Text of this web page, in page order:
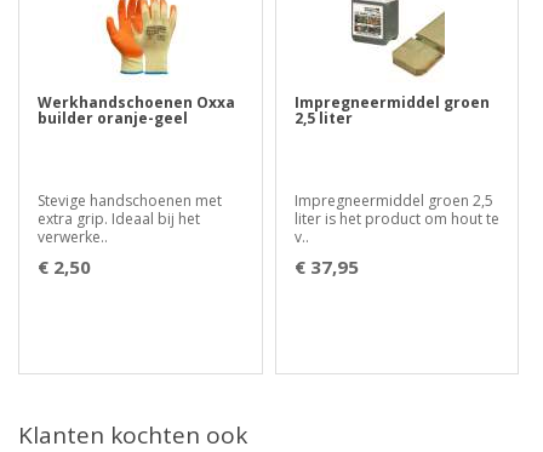
Werkhandschoenen Oxxa
builder oranje-geel
Stevige handschoenen met
extra grip. Ideaal bij het
verwerke..
€ 2,50
Impregneermiddel groen
2,5 liter
Impregneermiddel groen 2,5
liter is het product om hout te
v..
€ 37,95
Klanten kochten ook